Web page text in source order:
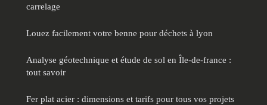
carrelage
Louez facilement votre benne pour déchets à lyon
Analyse géotechnique et étude de sol en Île-de-france :
tout savoir
Fer plat acier : dimensions et tarifs pour tous vos projets